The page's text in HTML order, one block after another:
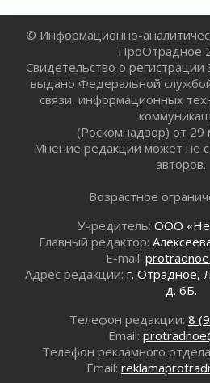
Жителям Ленобласти
действовать при укусе
02 августа 2026
В Ивангороде назвали
граждан Ленинградской
02 августа 2026
Готовность №1
Километровые столбы
отправили на реставрацию
02 августа 2026
Ленобласть внедрила
операторов БПЛА
02 августа 2026
В Ивангороде появилась
воробушка»
Юхла, мука, кантеле и
01 августа 2026
© Информационно-
ПроОтрадное
Свидетельство о
выдано Федеральной
связи, информационных
(Роскомнадзор) от 29
Мнение редакции может не
авторов.
Возрастное
Учредитель: ООО
Главный редактор:
E-mail:
Адрес редакции: г. Отрадное,
д. 6Б.
Телефон редакции: 8
Email:
Телефон рекламного
Email: